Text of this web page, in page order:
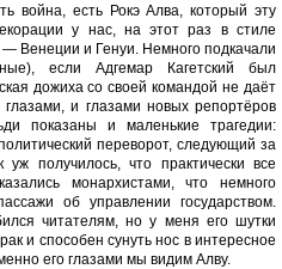
война, есть Рокэ Алва, который эту
у нас, на этот раз в стиле
Венеции и Генуи. Немного подкачали
если Адгемар Кагетский был
дожиха со своей командой не даёт
и глазами новых репортёров
показаны и маленькие трагедии:
переворот, следующий за
получилось, что практически все
монархистами, что немного
об управлении государством.
читателям, но у меня его шутки
и способен сунуть нос в интересное
его глазами мы видим Алву.